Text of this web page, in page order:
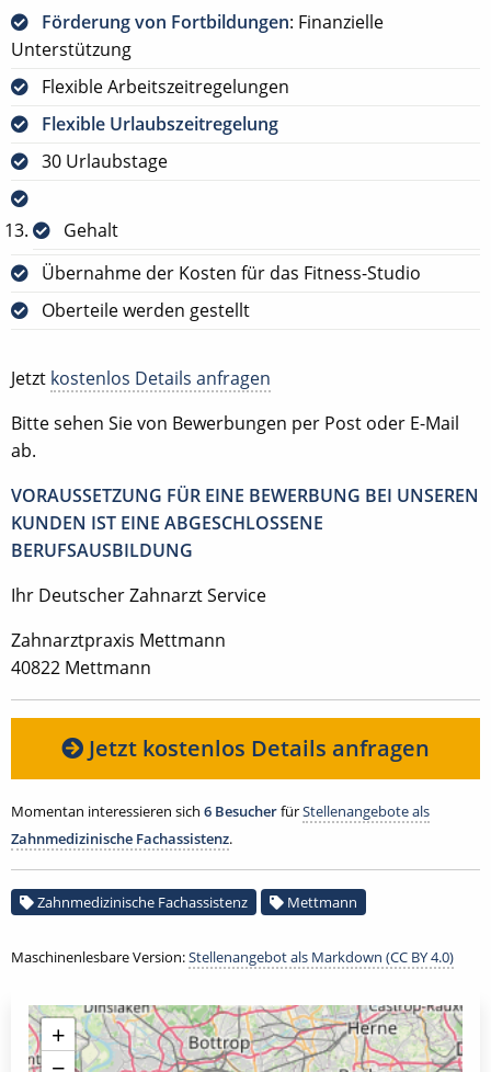
Förderung von Fortbildungen: Finanzielle
Unterstützung
Flexible Arbeitszeitregelungen
Flexible Urlaubszeitregelung
30 Urlaubstage
Gehalt
Übernahme der Kosten für das Fitness-Studio
Oberteile werden gestellt
Jetzt kostenlos Details anfragen
Bitte sehen Sie von Bewerbungen per Post oder E-Mail
ab.
VORAUSSETZUNG FÜR EINE BEWERBUNG BEI UNSEREN
KUNDEN IST EINE ABGESCHLOSSENE
BERUFSAUSBILDUNG
Ihr Deutscher Zahnarzt Service
Zahnarztpraxis Mettmann
40822 Mettmann
Jetzt kostenlos Details anfragen
Momentan interessieren sich 6 BesucherfürStellenangebote als
Zahnmedizinische Fachassistenz.
Zahnmedizinische Fachassistenz Mettmann
Maschinenlesbare Version:Stellenangebot als Markdown (CC BY 4.0)
+